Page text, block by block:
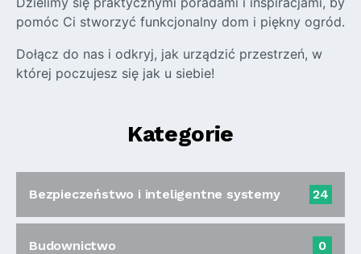
pomóc Ci stworzyć funkcjonalny dom i piękny ogród.
Dołącz do nas i odkryj, jak urządzić przestrzeń, w
której poczujesz się jak u siebie!
Kategorie
Bezpieczeństwo i inteligentne systemy 24
Budownictwo 0